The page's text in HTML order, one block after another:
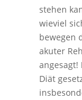
stehen
wieviel
bewegen
akuter
angesagt!
Diät